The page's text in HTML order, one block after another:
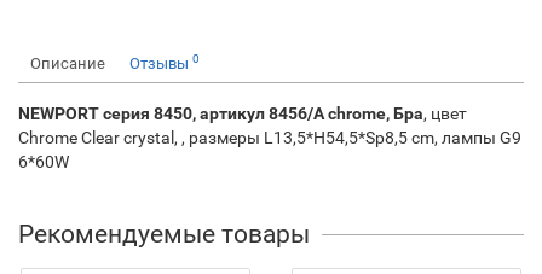
Описание Отзывы 0
NEWPORT серия 8450, артикул 8456/A chrome, Бра, цвет
Chrome Clear crystal, , размеры L13,5*H54,5*Sp8,5 cm, лампы G9
6*60W
Рекомендуемые товары